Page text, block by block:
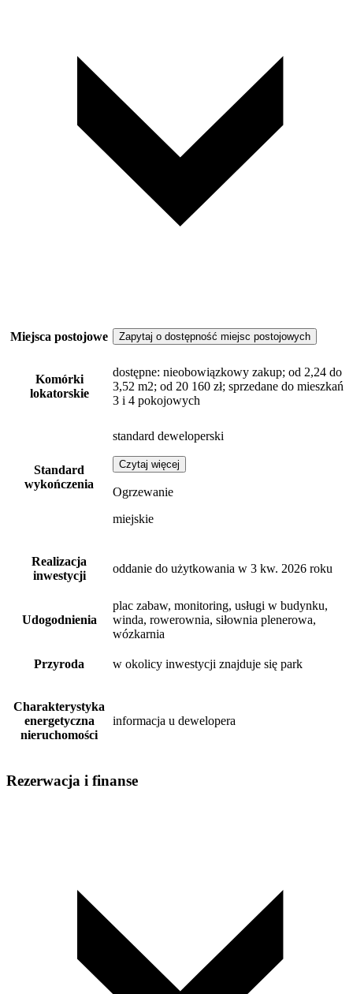
Miejsca postojowe Zapytaj o dostępność miejsc postojowych
Komórki
lokatorskie
dostępne: nieobowiązkowy zakup; od 2,24 do
3,52 m2; od 20 160 zł; sprzedane do mieszkań
3 i 4 pokojowych
Standard
wykończenia
standard deweloperski
Czytaj więcej
Ogrzewanie
miejskie
Realizacja
inwestycji
oddanie do użytkowania w 3 kw. 2026 roku
Udogodnienia
plac zabaw, monitoring, usługi w budynku,
winda, rowerownia, siłownia plenerowa,
wózkarnia
Przyroda w okolicy inwestycji znajduje się park
Charakterystyka
energetyczna
nieruchomości
informacja u dewelopera
Rezerwacja i finanse